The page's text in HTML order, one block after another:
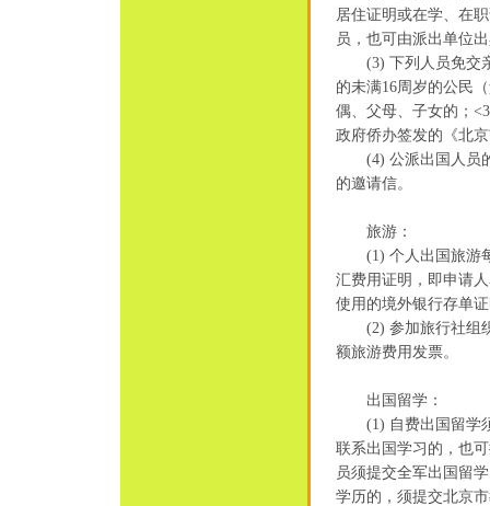
居住证明或在学、在
员，也可由派出单位
(3) 下列人员免交亲
的未满16周岁的公民
偶、父母、子女的；
政府侨办签发的《北
(4) 公派出国人员的
的邀请信。
旅游：
(1) 个人出国旅游每
汇费用证明，即申请
使用的境外银行存单
(2) 参加旅行社组织
额旅游费用发票。
出国留学：
(1) 自费出国留学须
联系出国学习的，也
员须提交全军出国留
学历的，须提交北京